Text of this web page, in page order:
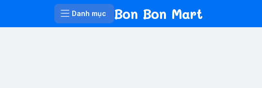
Danh mục Bon Bon Mart